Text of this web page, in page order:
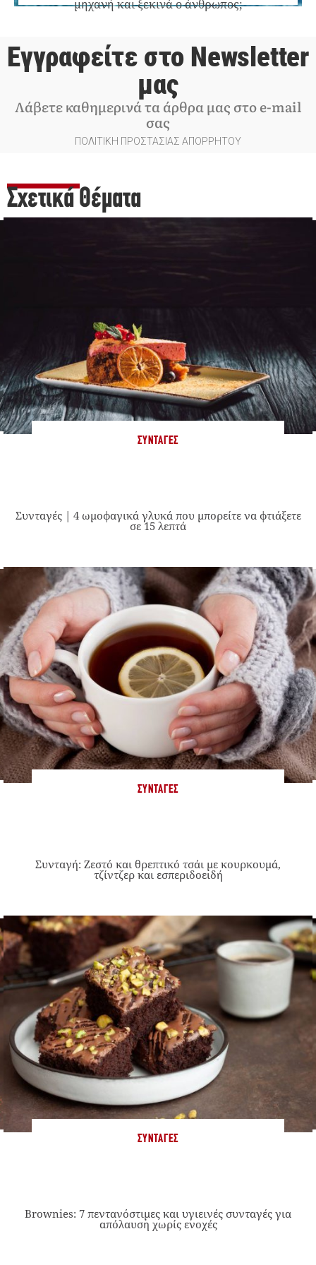
μηχανή και ξεκινά ο άνθρωπος;
Εγγραφείτε στο Newsletter
μας
Λάβετε καθημερινά τα άρθρα μας στο e-mail
σας
ΠΟΛΙΤΙΚΗ ΠΡΟΣΤΑΣΙΑΣ ΑΠΟΡΡΗΤΟΥ
Σχετικά Θέματα
ΣΥΝΤΑΓΈΣ
Συνταγές | 4 ωμοφαγικά γλυκά που μπορείτε να φτιάξετε
σε 15 λεπτά
ΣΥΝΤΑΓΈΣ
Συνταγή: Ζεστό και θρεπτικό τσάι με κουρκουμά,
τζίντζερ και εσπεριδοειδή
ΣΥΝΤΑΓΈΣ
Brownies: 7 πεντανόστιμες και υγιεινές συνταγές για
απόλαυση χωρίς ενοχές